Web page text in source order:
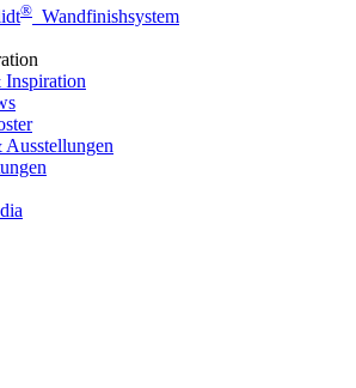
® Wandfinishsystem
Inspiration
Ausstellungen